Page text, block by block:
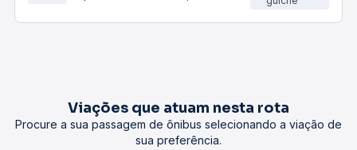
Viações que atuam nesta rota
Procure a sua passagem de ônibus selecionando a viação de
sua preferência.